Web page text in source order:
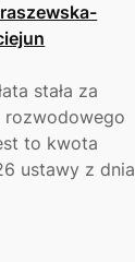
stała za
rozwodowego
to kwota
ustawy z dnia